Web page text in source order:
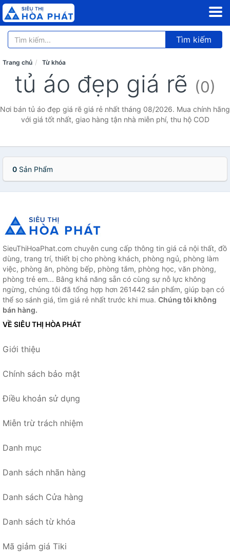
Tìm kiếm
Trang chủ Từ khóa
tủ áo đẹp giá rẽ (0)
Nơi bán tủ áo đẹp giá rẽ giá rẻ nhất tháng 08/2026. Mua chính hãng
với giá tốt nhất, giao hàng tận nhà miễn phí, thu hộ COD
0 Sản Phẩm
SieuThiHoaPhat.com chuyên cung cấp thông tin giá cả nội thất, đồ
dùng, trang trí, thiết bị cho phòng khách, phòng ngủ, phòng làm
việc, phòng ăn, phòng bếp, phòng tắm, phòng học, văn phòng,
phòng trẻ em... Bằng khả năng sẵn có cùng sự nỗ lực không
ngừng, chúng tôi đã tổng hợp hơn 261442 sản phẩm, giúp bạn có
thể so sánh giá, tìm giá rẻ nhất trước khi mua. Chúng tôi không
bán hàng.
VỀ SIÊU THỊ HÒA PHÁT
Giới thiệu
Chính sách bảo mật
Điều khoản sử dụng
Miễn trừ trách nhiệm
Danh mục
Danh sách nhãn hàng
Danh sách Cửa hàng
Danh sách từ khóa
Mã giảm giá Tiki